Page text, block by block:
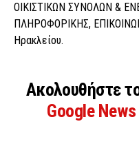
ΟΙΚΙΣΤΙΚΩΝ ΣΥΝΟΛΩΝ &
ΠΛΗΡΟΦΟΡΙΚΗΣ,
Ηρακλείου.
Ακολουθήστε
Google News